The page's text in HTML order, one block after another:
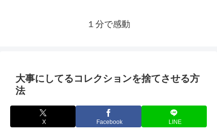
１分で感動
大事にしてるコレクションを捨てさせる方
法
X Facebook LINE